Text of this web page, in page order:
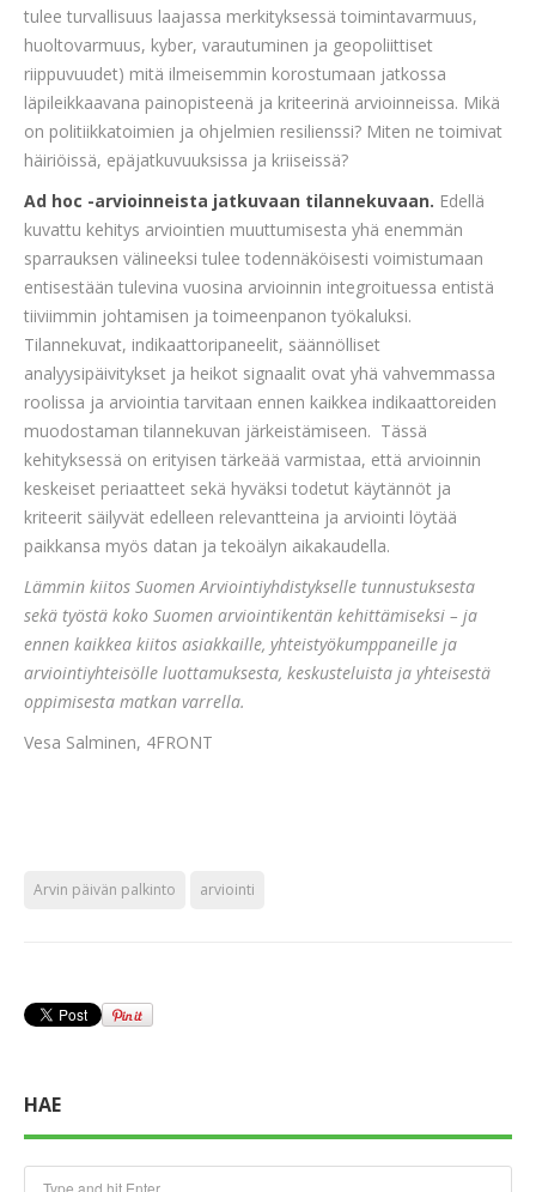
tulee turvallisuus laajassa merkityksessä toimintavarmuus,
huoltovarmuus, kyber, varautuminen ja geopoliittiset
riippuvuudet) mitä ilmeisemmin korostumaan jatkossa
läpileikkaavana painopisteenä ja kriteerinä arvioinneissa. Mikä
on politiikkatoimien ja ohjelmien resilienssi? Miten ne toimivat
häiriöissä, epäjatkuvuuksissa ja kriiseissä?
Ad hoc -arvioinneista jatkuvaan tilannekuvaan. Edellä
kuvattu kehitys arviointien muuttumisesta yhä enemmän
sparrauksen välineeksi tulee todennäköisesti voimistumaan
entisestään tulevina vuosina arvioinnin integroituessa entistä
tiiviimmin johtamisen ja toimeenpanon työkaluksi.
Tilannekuvat, indikaattoripaneelit, säännölliset
analyysipäivitykset ja heikot signaalit ovat yhä vahvemmassa
roolissa ja arviointia tarvitaan ennen kaikkea indikaattoreiden
muodostaman tilannekuvan järkeistämiseen. Tässä
kehityksessä on erityisen tärkeää varmistaa, että arvioinnin
keskeiset periaatteet sekä hyväksi todetut käytännöt ja
kriteerit säilyvät edelleen relevantteina ja arviointi löytää
paikkansa myös datan ja tekoälyn aikakaudella.
Lämmin kiitos Suomen Arviointiyhdistykselle tunnustuksesta
sekä työstä koko Suomen arviointikentän kehittämiseksi – ja
ennen kaikkea kiitos asiakkaille, yhteistyökumppaneille ja
arviointiyhteisölle luottamuksesta, keskusteluista ja yhteisestä
oppimisesta matkan varrella.
Vesa Salminen, 4FRONT
Arvin päivän palkinto arviointi
HAE